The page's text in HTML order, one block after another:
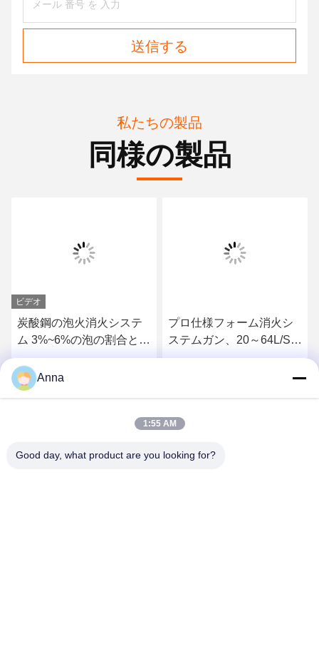
送信する
私たちの製品
同様の製品
ビデオ
炭酸鋼の泡火消火システ
ム 3%~6%の泡の割合と
500L~15000Lのタンク容
量
最高 の 価格 を 入手 する
プロ仕様フォーム消火シ
ステムガン、20～64L/Sの
ジェット流量、45～70m
最高 の 価格 を 入手 する
Anna
1:55 AM
Good day, what product are you looking for?